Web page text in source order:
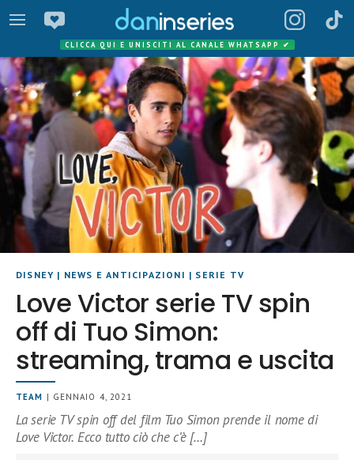
CLICCA QUI E UNISCITI AL CANALE WHATSAPP ✔
DISNEY | NEWS E ANTICIPAZIONI | SERIE TV
Love Victor serie TV spin
off di Tuo Simon:
streaming, trama e uscita
TEAM | GENNAIO 4, 2021
La serie TV spin off del film Tuo Simon prende il nome di
Love Victor. Ecco tutto ciò che c’è […]